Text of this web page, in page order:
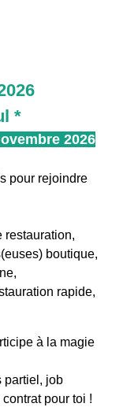
*
2026
pour rejoindre
restauration,
boutique,
rapide,
à la magie
partiel, job
pour toi !